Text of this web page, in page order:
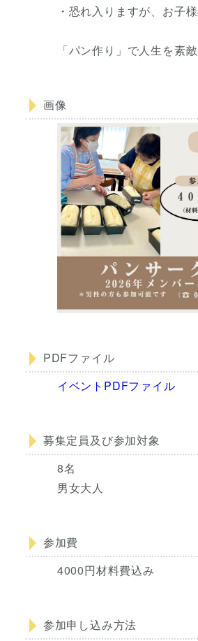
・恐れ入りますが、お子
「パン作り」で人生を素敵
画像
PDFファイル
イベントPDFファイル
募集定員及び参加対象
8名
男女大人
参加費
4000円材料費込み
参加申し込み方法